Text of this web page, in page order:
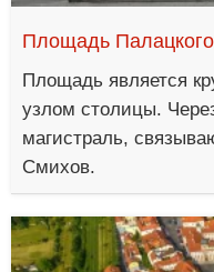
Площадь Палацкого
Площадь является
узлом столицы.
магистраль,
Смихов.